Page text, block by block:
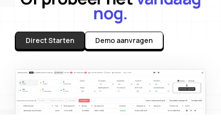
nog.
Direct Starten Demo aanvragen